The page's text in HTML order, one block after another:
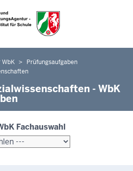
zum Inhalt
Hauptmenü
Prüfungsaufgaben
- WbK
Fachauswahl